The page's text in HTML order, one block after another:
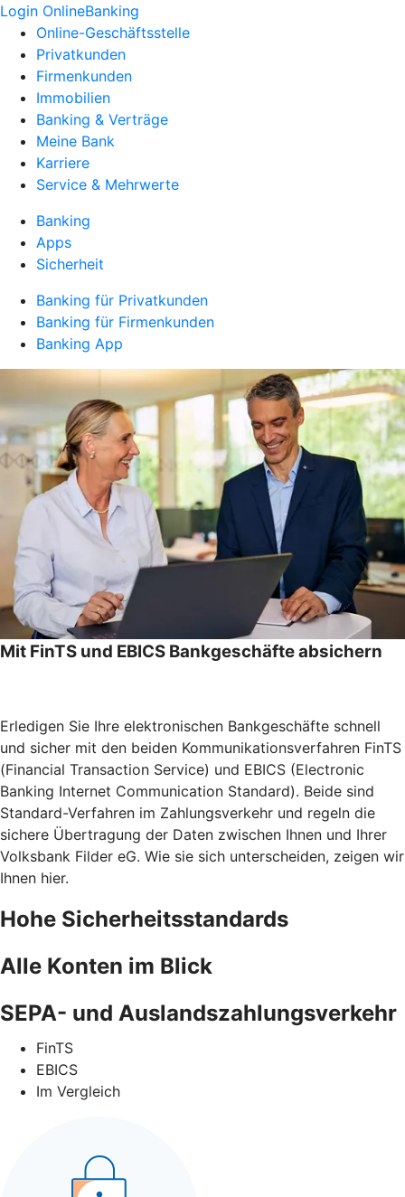
Login OnlineBanking
Online-Geschäftsstelle
Privatkunden
Firmenkunden
Immobilien
Banking & Verträge
Meine Bank
Karriere
Service & Mehrwerte
Banking
Apps
Sicherheit
Banking für Privatkunden
Banking für Firmenkunden
Banking App
Mit FinTS und EBICS Bankgeschäfte absichern
Erledigen Sie Ihre elektronischen Bankgeschäfte schnell
und sicher mit den beiden Kommunikationsverfahren FinTS
(Financial Transaction Service) und EBICS (Electronic
Banking Internet Communication Standard). Beide sind
Standard-Verfahren im Zahlungsverkehr und regeln die
sichere Übertragung der Daten zwischen Ihnen und Ihrer
Volksbank Filder eG. Wie sie sich unterscheiden, zeigen wir
Ihnen hier.
Hohe Sicherheitsstandards
Alle Konten im Blick
SEPA- und Auslandszahlungsverkehr
FinTS
EBICS
Im Vergleich